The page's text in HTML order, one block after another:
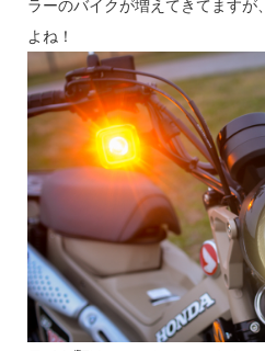
ラーのバイクが増えてきてますが、
よね！